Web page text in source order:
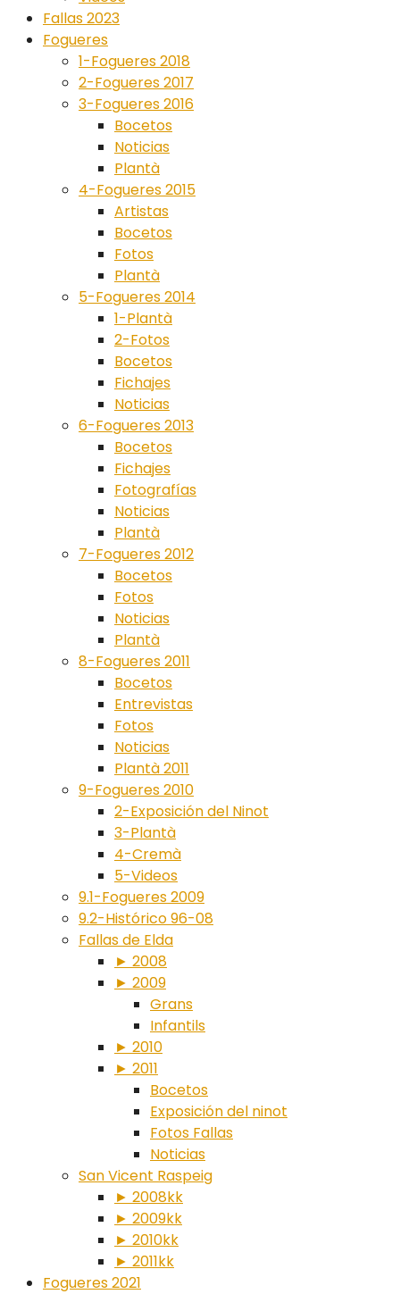
Fallas 2023
Fogueres
1-Fogueres 2018
2-Fogueres 2017
3-Fogueres 2016
Bocetos
Noticias
Plantà
4-Fogueres 2015
Artistas
Bocetos
Fotos
Plantà
5-Fogueres 2014
1-Plantà
2-Fotos
Bocetos
Fichajes
Noticias
6-Fogueres 2013
Bocetos
Fichajes
Fotografías
Noticias
Plantà
7-Fogueres 2012
Bocetos
Fotos
Noticias
Plantà
8-Fogueres 2011
Bocetos
Entrevistas
Fotos
Noticias
Plantà 2011
9-Fogueres 2010
2-Exposición del Ninot
3-Plantà
4-Cremà
5-Videos
9.1-Fogueres 2009
9.2-Histórico 96-08
Fallas de Elda
► 2008
► 2009
Grans
Infantils
► 2010
► 2011
Bocetos
Exposición del ninot
Fotos Fallas
Noticias
San Vicent Raspeig
► 2008kk
► 2009kk
► 2010kk
► 2011kk
Fogueres 2021